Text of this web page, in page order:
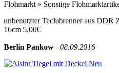
Flohmarkt » Sonstige
unbenutzter Teclubrenner aus DDR
16cm 5,00€
Berlin Pankow - 08.09.2016